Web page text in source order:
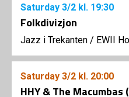
Saturday 3/2 kl. 19:30
Folkdivizjon
Jazz i Trekanten / EWII
Saturday 3/2 kl. 20:00
HHY & The Macumbas